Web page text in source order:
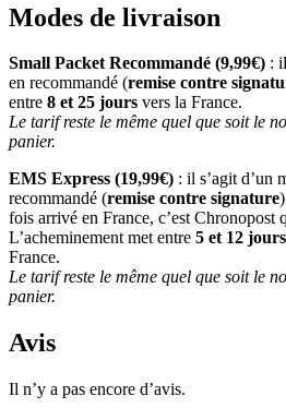
Modes de livraison
Small Packet Recommandé (9,99€) :
en recommandé (remise contre
entre 8 et 25 jours vers la France.
Le tarif reste le même quel que soit le
panier.
EMS Express (19,99€) : il s’agit d’un
recommandé (remise contre signature
fois arrivé en France, c’est Chronopost
L’acheminement met entre 5 et 12 jours
France.
Le tarif reste le même quel que soit le
panier.
Avis
Il n’y a pas encore d’avis.